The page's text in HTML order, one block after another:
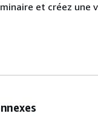
et créez une